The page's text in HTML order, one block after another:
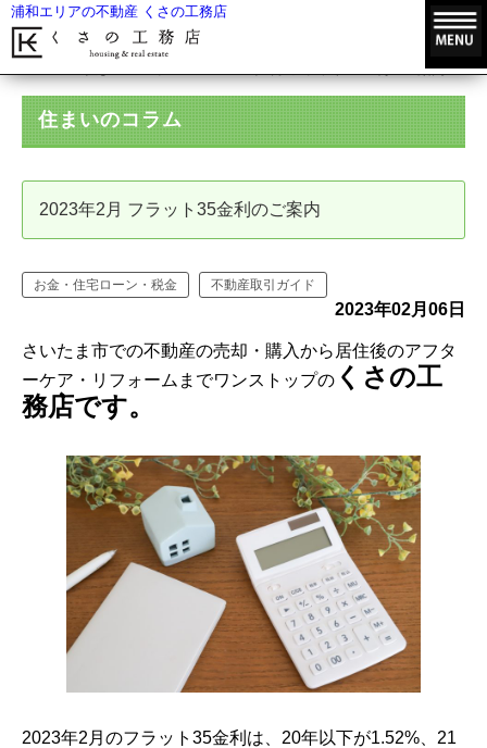
浦和エリアの不動産 くさの工務店
2023年2月 フラット35金利のご案内
住まいのコラム
2023年2月 フラット35金利のご案内
お金・住宅ローン・税金 不動産取引ガイド
2023年02月06日
さいたま市での不動産の売却・購入から居住後のアフタ
ーケア・リフォームまでワンストップの くさの工
務店です。
2023年2月のフラット35金利は、20年以下が1.52%、21